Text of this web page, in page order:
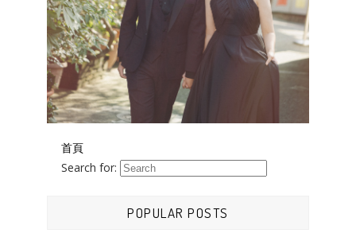
首頁
Search for:
POPULAR POSTS